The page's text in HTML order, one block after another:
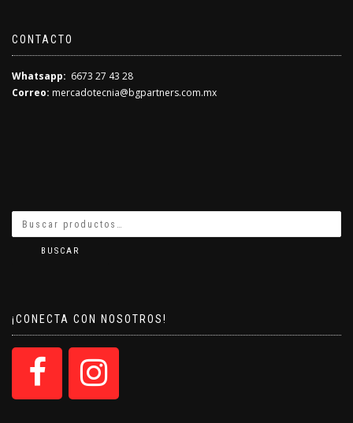
CONTACTO
Whatsapp: 6673 27 43 28
Correo: mercadotecnia@bgpartners.com.mx
BUSCAR
¡CONECTA CON NOSOTROS!